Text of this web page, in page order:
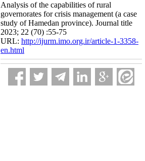
Analysis of the capabilities of rural
governorates for crisis management (a case
study of Hamedan province). Journal title
2023; 22 (70) :55-75
URL: http://ijurm.imo.org.ir/article-1-3358-
en.html